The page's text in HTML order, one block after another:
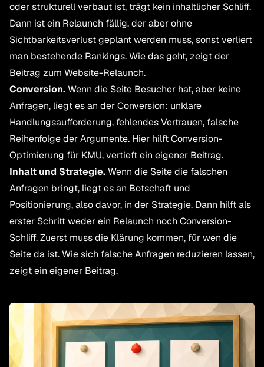
oder strukturell verbaut ist, trägt kein inhaltlicher Schliff.
Dann ist ein Relaunch fällig, der aber ohne
Sichtbarkeitsverlust geplant werden muss, sonst verliert
man bestehende Rankings. Wie das geht, zeigtder
Beitrag zum Website-Relaunch.
Conversion.Wenn die Seite Besucher hat, aber keine
Anfragen, liegt es an der Conversion: unklare
Handlungsaufforderung, fehlendes Vertrauen, falsche
Reihenfolge der Argumente. Hier hilftConversion-
Optimierung für KMU, vertieft ein eigener Beitrag.
Inhalt und Strategie.Wenn die Seite die falschen
Anfragen bringt, liegt es an Botschaft und
Positionierung, also davor, in der Strategie. Dann hilft als
erster Schritt weder ein Relaunch noch Conversion-
Schliff. Zuerst muss die Klärung kommen, für wen die
Seite da ist. Wie sich falsche Anfragen reduzieren lassen,
zeigt ein eigener Beitrag.